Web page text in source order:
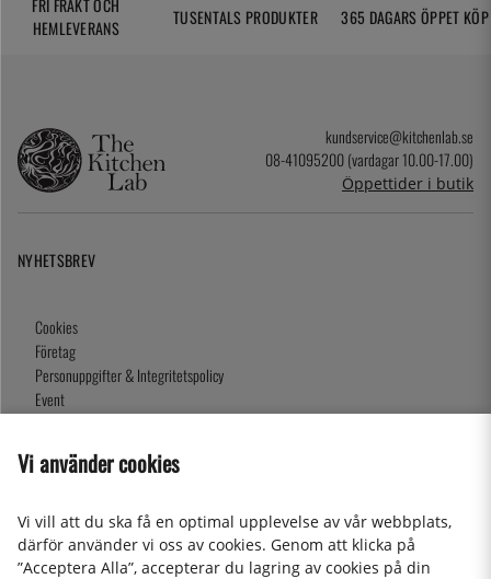
FRI FRAKT OCH
HEMLEVERANS
TUSENTALS PRODUKTER 365 DAGARS ÖPPET KÖP
kundservice@kitchenlab.se
08-41095200 (vardagar 10.00-17.00)
Öppettider i butik
NYHETSBREV
Cookies
Företag
Personuppgifter & Integritetspolicy
Event
Om oss
Presentkort
Vi använder cookies
Vi vill att du ska få en optimal upplevelse av vår webbplats,
därför använder vi oss av cookies. Genom att klicka på
”Acceptera Alla”, accepterar du lagring av cookies på din